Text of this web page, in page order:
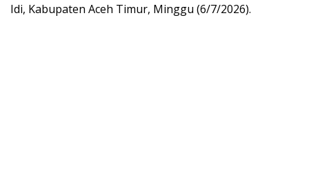
Idi, Kabupaten Aceh Timur, Minggu (6/7/2026).